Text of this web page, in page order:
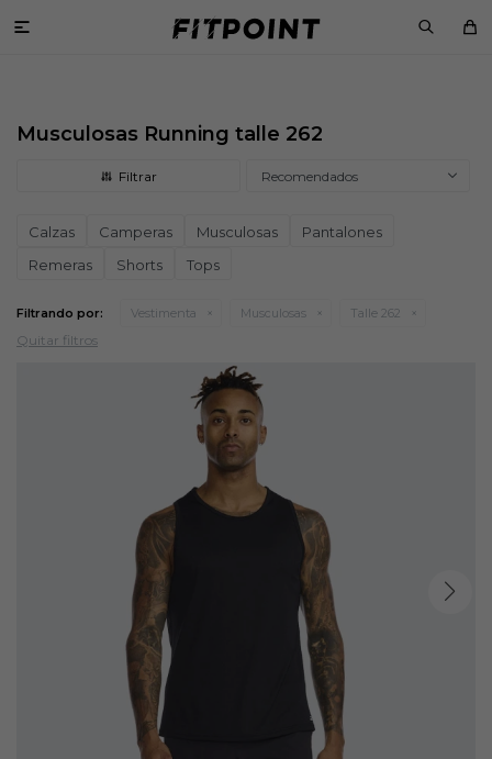

Musculosas Running talle 262
Recomendados
Calzas Camperas Musculosas
Pantalones
Remeras
Shorts Tops
Filtrando por: Vestimenta Musculosas Talle 262
Quitar filtros